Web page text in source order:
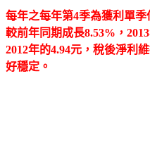
每年之每年第4季為獲利單季
較前年同期成長8.53%，
2012年的4.94元，稅後淨利
好穩定。